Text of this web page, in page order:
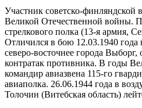
Участник советско-финляндской
Великой Отечественной войны.
стрелкового полка (13-я армия,
Отличился в бою 12.03.1940 года
северо-восточнее города
контратак противника. В годы
командир авиазвена 115-го
авиаполка. 26.06.1944 года в
Толочин (Витебская область)